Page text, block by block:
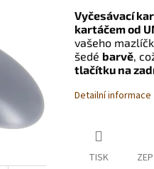
Vyčesávací
kartáčem od
vašeho
šedé barvě,
tlačítku na
Detailní informace
TISK